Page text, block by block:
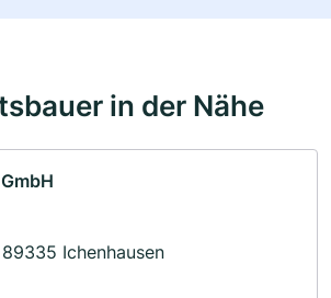
in der Nähe
Ichenhausen